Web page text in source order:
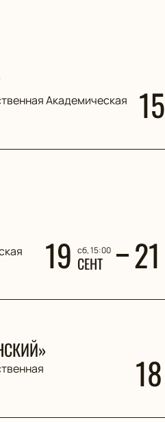
Академическая
15
19 сб, 15:00
СЕНТ 21
18